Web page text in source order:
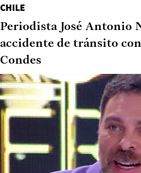
CHILE
Periodista José Antonio
accidente de tránsito
Condes